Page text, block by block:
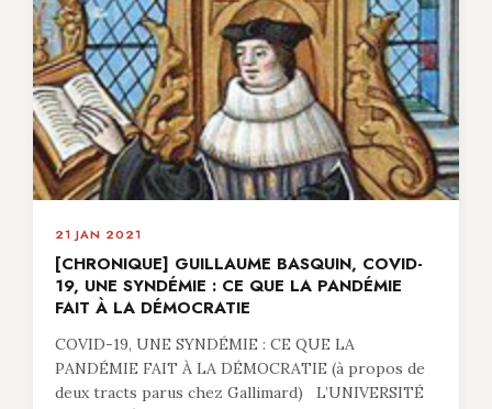
21 JAN 2021
[CHRONIQUE] GUILLAUME BASQUIN, COVID-
19, UNE SYNDÉMIE : CE QUE LA PANDÉMIE
FAIT À LA DÉMOCRATIE
COVID-19, UNE SYNDÉMIE : CE QUE LA
PANDÉMIE FAIT À LA DÉMOCRATIE (à propos de
deux tracts parus chez Gallimard) L’UNIVERSITÉ